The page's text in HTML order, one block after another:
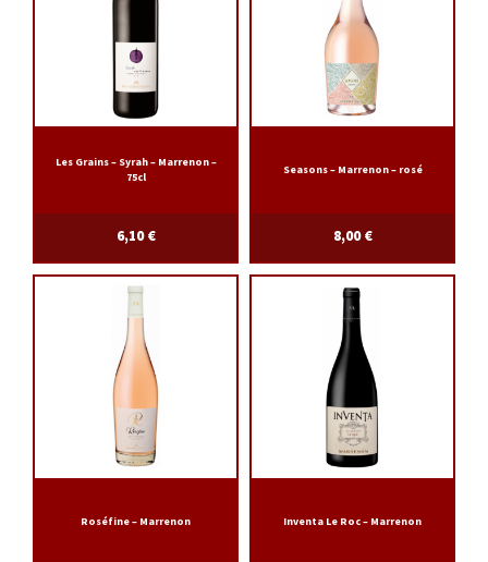
Les Grains – Syrah – Marrenon –
75cl
6,10€
Seasons – Marrenon – rosé
8,00€
Roséfine – Marrenon Inventa Le Roc – Marrenon